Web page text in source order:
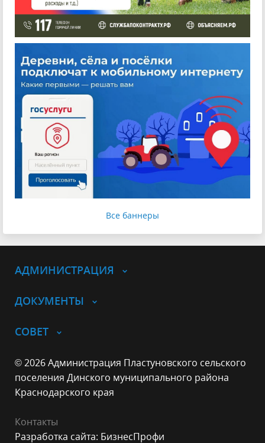
Все баннеры
АДМИНИСТРАЦИЯ
ДОКУМЕНТЫ
СОВЕТ
© 2026 Администрация Пластуновского сельского
поселения Динского муниципального района
Краснодарского края
Контакты
Разработка сайта: БизнесПрофи